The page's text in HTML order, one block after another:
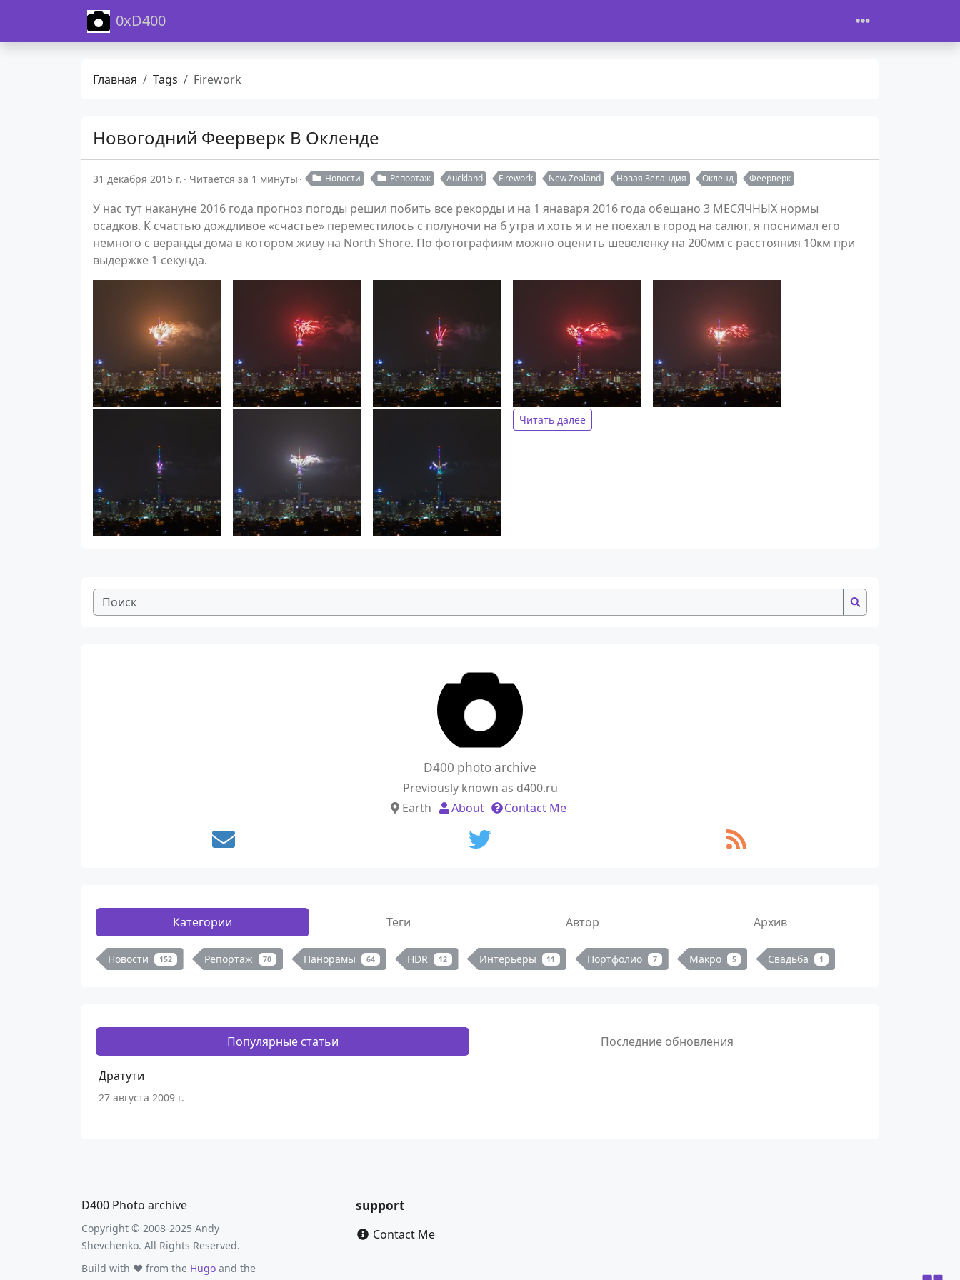
0xD400
Главная Tags Firework
Новогодний Феерверк В Окленде
31 декабря 2015 г. Читается за 1 минуты Новости Репортаж Auckland Firework New Zealand Новая Зеландия Окленд Феерверк
У нас тут накануне 2016 года прогноз погоды решил побить все рекорды и на 1 янаваря 2016 года обещано 3 МЕСЯЧНЫХ нормы
осадков. К счастью дождливое «счастье» переместилось с полуночи на 6 утра и хоть я и не поехал в город на салют, я поснимал его
немного с веранды дома в котором живу на North Shore. По фотографиям можно оценить шевеленку на 200мм с расстояния 10км при
выдержке 1 секунда.
Читать далее
D400 photo archive
Previously known as d400.ru
Earth
About Contact Me
Категории Теги Автор Архив
Новости 152 Репортаж 70 Панорамы 64 HDR 12 Интерьеры 11 Портфолио 7 Макро 5 Свадьба 1
Популярные статьи Последние обновления
Дратути
27 августа 2009 г.
D400 Photo archive
Copyright © 2008-2025 Andy
Shevchenko. All Rights Reserved.
Build with ❤️ from the Hugo and the
support
Contact Me